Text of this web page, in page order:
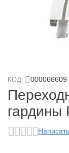
КОД: 000066609
гардины